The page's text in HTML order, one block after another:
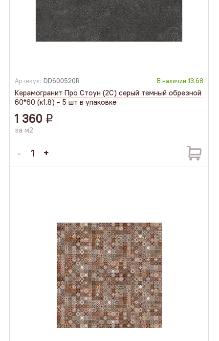
Артикул: DD600520R В наличии 13.68
Керамогранит Про Стоун (2С) серый темный обрезной
60*60 (к1.8) - 5 шт в упаковке
1 360 q
за м2